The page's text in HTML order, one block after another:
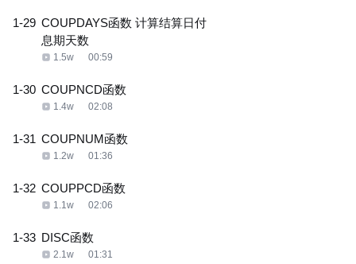
1-29 COUPDAYS函数 计算结算日付
息期天数
1.5w 00:59
1-30 COUPNCD函数
1.4w 02:08
1-31 COUPNUM函数
1.2w 01:36
1-32 COUPPCD函数
1.1w 02:06
1-33 DISC函数
2.1w 01:31